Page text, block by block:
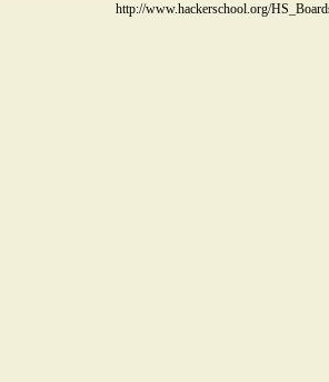
http://www.hackerschool.org/